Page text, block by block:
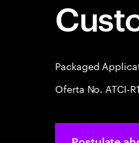
Packaged
Oferta No. ATCI-